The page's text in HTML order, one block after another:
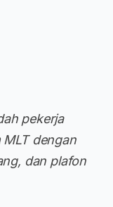
pekerja
dengan
dan plafon